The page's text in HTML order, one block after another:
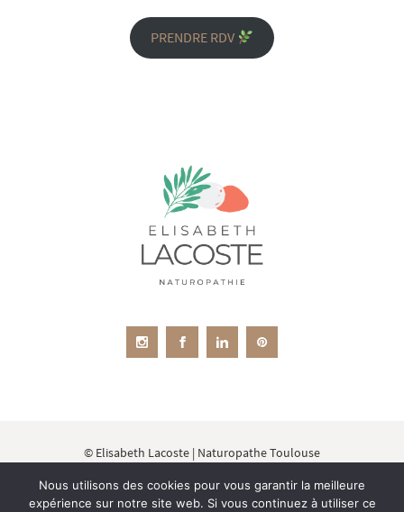
PRENDRE RDV
© Elisabeth Lacoste | Naturopathe Toulouse
Naturelle et des l'Education Sanitaire|Affiliée à
Nous utilisons des cookies pour vous garantir la meilleure
expérience sur notre site web. Si vous continuez à utiliser ce